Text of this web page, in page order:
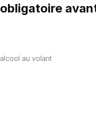
obligatoire
alcool au volant